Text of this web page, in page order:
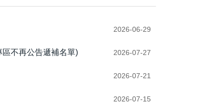
2026-06-29
不再公告遞補名單) 2026-07-27
2026-07-21
2026-07-15